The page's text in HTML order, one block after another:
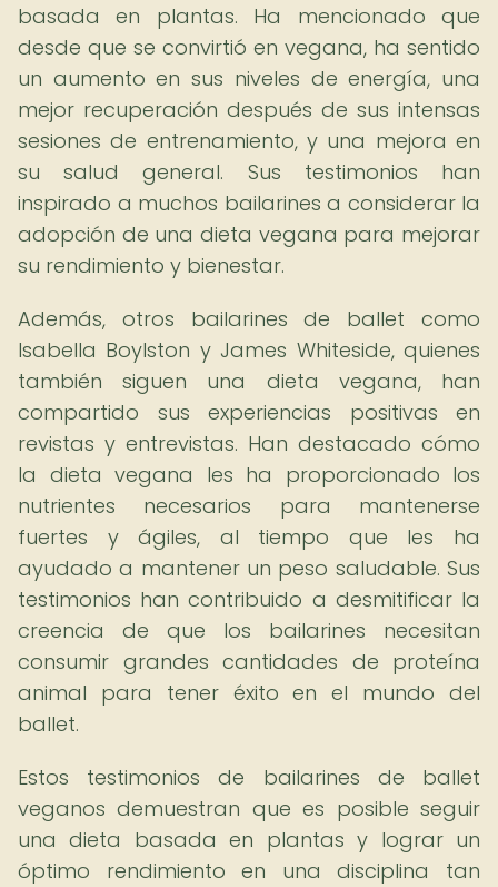
basada en plantas. Ha mencionado que
desde que se convirtió en vegana, ha sentido
un aumento en sus niveles de energía, una
mejor recuperación después de sus intensas
sesiones de entrenamiento, y una mejora en
su salud general. Sus testimonios han
inspirado a muchos bailarines a considerar la
adopción de una dieta vegana para mejorar
su rendimiento y bienestar.
Además, otros bailarines de ballet como
Isabella Boylston y James Whiteside, quienes
también siguen una dieta vegana, han
compartido sus experiencias positivas en
revistas y entrevistas. Han destacado cómo
la dieta vegana les ha proporcionado los
nutrientes necesarios para mantenerse
fuertes y ágiles, al tiempo que les ha
ayudado a mantener un peso saludable. Sus
testimonios han contribuido a desmitificar la
creencia de que los bailarines necesitan
consumir grandes cantidades de proteína
animal para tener éxito en el mundo del
ballet.
Estos testimonios de bailarines de ballet
veganos demuestran que es posible seguir
una dieta basada en plantas y lograr un
óptimo rendimiento en una disciplina tan